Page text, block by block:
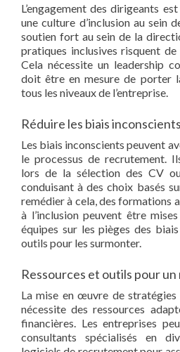
L’engagement des dirigeants
une culture d’inclusion au sein
soutien fort au sein de la
pratiques inclusives risquent de
Cela nécessite un leadership
doit être en mesure de porter
tous les niveaux de l’entreprise.
Réduire les biais inconscients
Les biais inconscients peuvent
le processus de recrutement.
lors de la sélection des CV
conduisant à des choix basés
remédier à cela, des formations
à l’inclusion peuvent être
équipes sur les pièges des
outils pour les surmonter.
Ressources et outils pour
La mise en œuvre de
nécessite des ressources
financières. Les entreprises
consultants spécialisés en